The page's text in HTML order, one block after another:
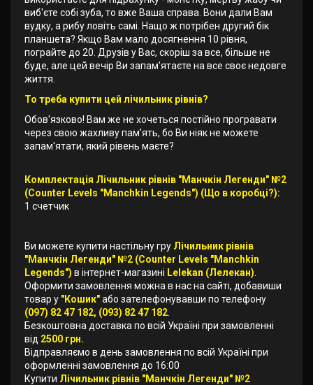
виб'єте собі зуба, то вже Ваша справа. Вони дали Вам
вудку, а рибу ловіть самі. Нащо ж потрібен другий бік
планшета? Якщо Вам мало досягнення 10 рівня,
пограйте до 20. Друзів у Вас, скоріш за все, більше не
буде, але цей вечір Ви запам'ятаєте на все своє недовге
життя.
То треба купити цей лічильник рівнів?
Обов'язково! Вам же не хочеться постійно програвати
через свою жахливу пам'ять, бо Ви ніяк не можете
запам'ятати, який рівень маєте?
Комплектація Лічильник рівнів "Манчкін Легенди" №2
(Counter Levels "Manchkin Legends") (Що в коробці?):
1 счетчик
Ви можете купити настільну гру Лічильник рівнів
"Манчкін Легенди" №2 (Counter Levels "Manchkin
Legends") в інтернет-магазині Lelekan (Лелекан)
Оформити замовлення можна в нас на сайті, добавиши
товар у "Кошик"або зателефонувавши по телефону
(097) 82 47 182, (093) 82 47 182
Безкоштовна доставка по всій Україні при замовленні
від 2500 грн.
Відправляємо в день замовлення по всій Україні при
оформленні замовлення до 16:00
Купити Лічильник рівнів "Манчкін Легенди" №2